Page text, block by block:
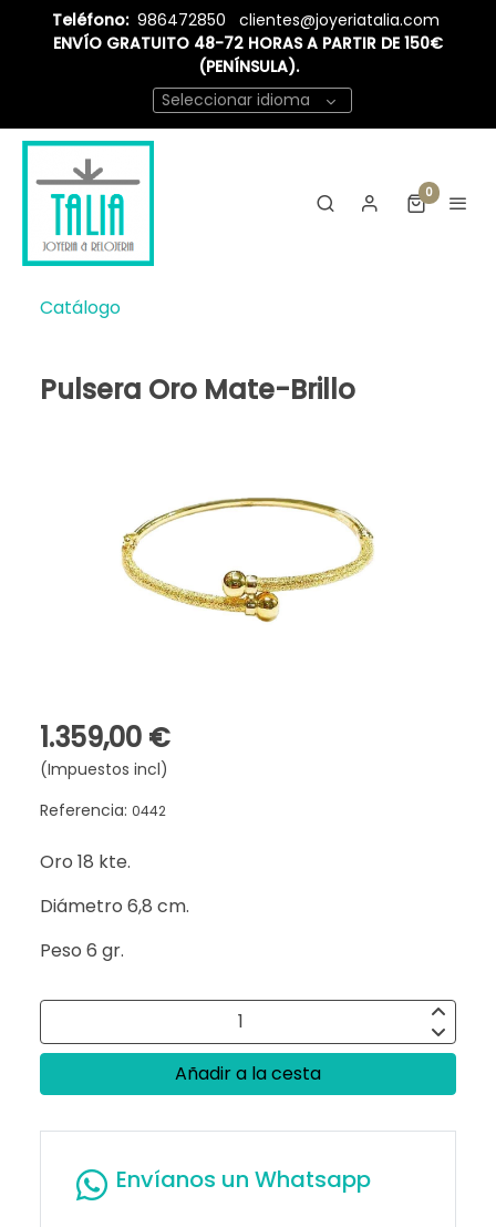
Teléfono: 986472850
clientes@joyeriatalia.com
ENVÍO GRATUITO 48-72 HORAS A PARTIR DE 150€
(PENÍNSULA).
Seleccionar idioma
0
Catálogo
Pulsera Oro Mate-Brillo
1.359,00 €
(Impuestos incl)
Referencia: 0442
Oro 18 kte.
Diámetro 6,8 cm.
Peso 6 gr.
Añadir a la cesta
Envíanos un Whatsapp